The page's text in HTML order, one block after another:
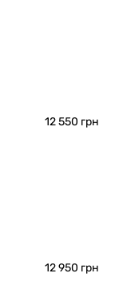
12 550 грн
12 950 грн